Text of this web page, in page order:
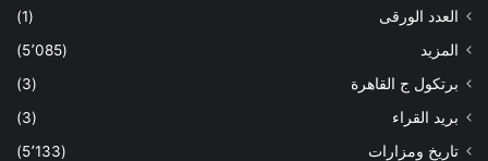
العدد الورقى
(1)
المزيد
(5٬085)
برتكول ج القاهرة
(3)
بريد القراء
(3)
تاريخ ومزارات
(5٬133)